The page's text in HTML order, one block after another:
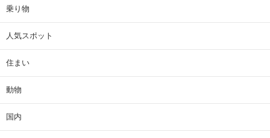
乗り物
人気スポット
住まい
動物
国内